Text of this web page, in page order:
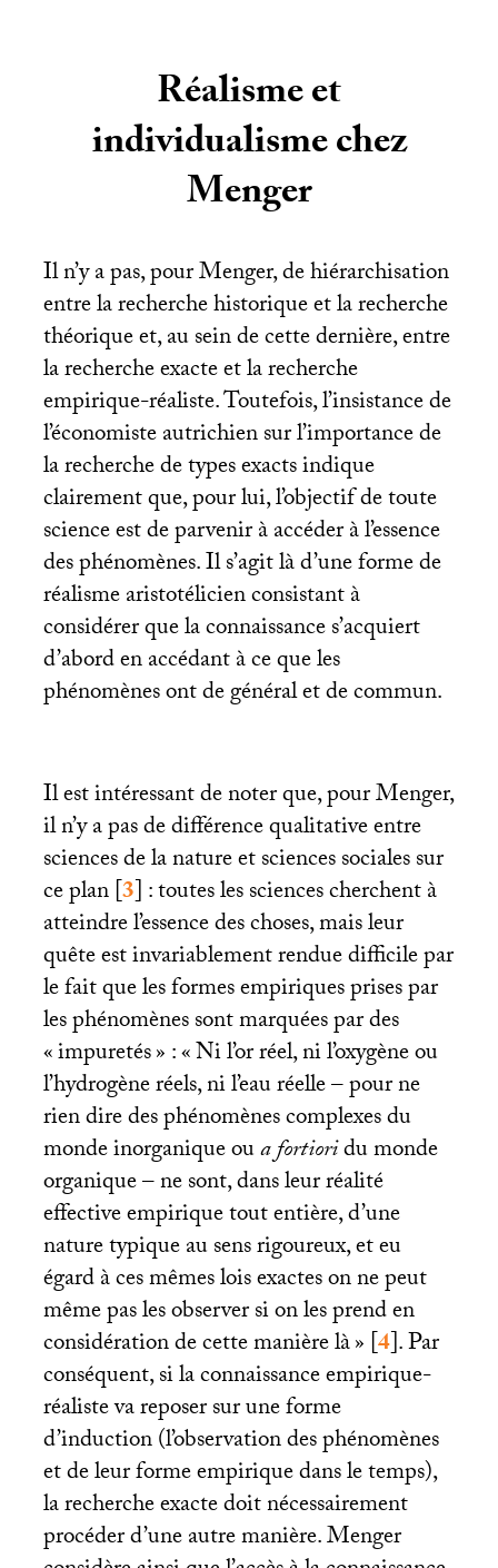
Réalisme et
individualisme chez
Menger
Il n’y a pas, pour Menger, de hiérarchisation
entre la recherche historique et la recherche
théorique et, au sein de cette dernière, entre
la recherche exacte et la recherche
empirique-réaliste. Toutefois, l’insistance de
l’économiste autrichien sur l’importance de
la recherche de types exacts indique
clairement que, pour lui, l’objectif de toute
science est de parvenir à accéder à l’essence
des phénomènes. Il s’agit là d’une forme de
réalisme aristotélicien consistant à
considérer que la connaissance s’acquiert
d’abord en accédant à ce que les
phénomènes ont de général et de commun.
Il est intéressant de noter que, pour Menger,
il n’y a pas de différence qualitative entre
sciences de la nature et sciences sociales sur
ce plan[3]: toutes les sciences cherchent à
atteindre l’essence des choses, mais leur
quête est invariablement rendue difficile par
le fait que les formes empiriques prises par
les phénomènes sont marquées par des
«impuretés» : «Ni l’or réel, ni l’oxygène ou
l’hydrogène réels, ni l’eau réelle – pour ne
rien dire des phénomènes complexes du
monde inorganique oua fortioridu monde
organique – ne sont, dans leur réalité
effective empirique tout entière, d’une
nature typique au sens rigoureux, et eu
égard à ces mêmes lois exactes on ne peut
même pas les observer si on les prend en
considération de cette manière là»[4]. Par
conséquent, si la connaissance empirique-
réaliste va reposer sur une forme
d’induction (l’observation des phénomènes
et de leur forme empirique dans le temps),
la recherche exacte doit nécessairement
procéder d’une autre manière. Menger